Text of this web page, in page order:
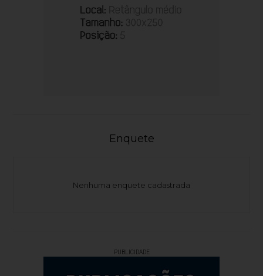
Enquete
Nenhuma enquete cadastrada
PUBLICIDADE